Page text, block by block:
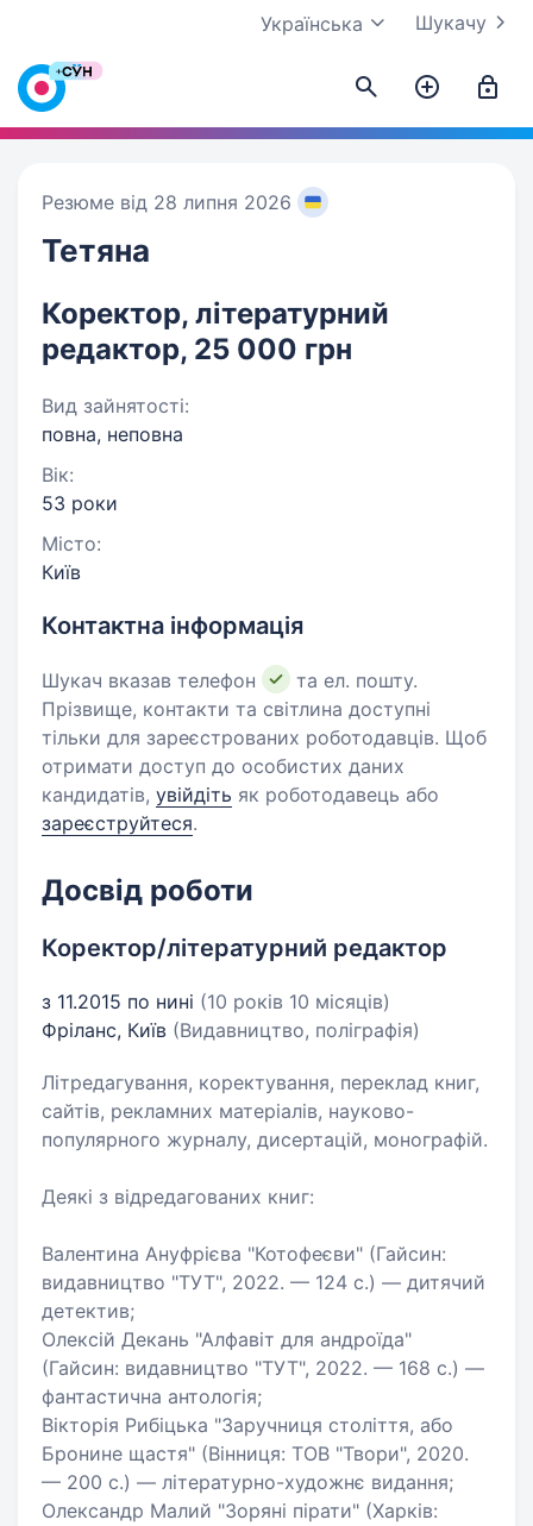
Шукачу
Українська
Резюме від 28 липня 2026
Тетяна
Коректор, літературний
редактор, 25 000 грн
Вид зайнятості:
повна, неповна
Вік:
53 роки
Місто:
Київ
Контактна інформація
Шукач вказав телефон
та ел. пошту.
Прізвище, контакти та світлина доступні
тільки для зареєстрованих роботодавців. Щоб
отримати доступ до особистих даних
кандидатів, увійдіть як роботодавець або
зареєструйтеся.
Досвід роботи
Коректор/літературний редактор
з 11.2015 по нині (10 років 10 місяців)
Фріланс, Київ (Видавництво, поліграфія)
Літредагування, коректування, переклад книг,
сайтів, рекламних матеріалів, науково-
популярного журналу, дисертацій, монографій.
Деякі з відредагованих книг:
Валентина Ануфрієва "Котофеєви" (Гайсин:
видавництво "ТУТ", 2022. — 124 с.) — дитячий
детектив;
Олексій Декань "Алфавіт для андроїда"
(Гайсин: видавництво "ТУТ", 2022. — 168 с.) —
фантастична антологія;
Вікторія Рибіцька "Заручниця століття, або
Бронине щастя" (Вінниця: ТОВ "Твори", 2020.
— 200 с.) — літературно-художнє видання;
Олександр Малий "Зоряні пірати" (Харків: